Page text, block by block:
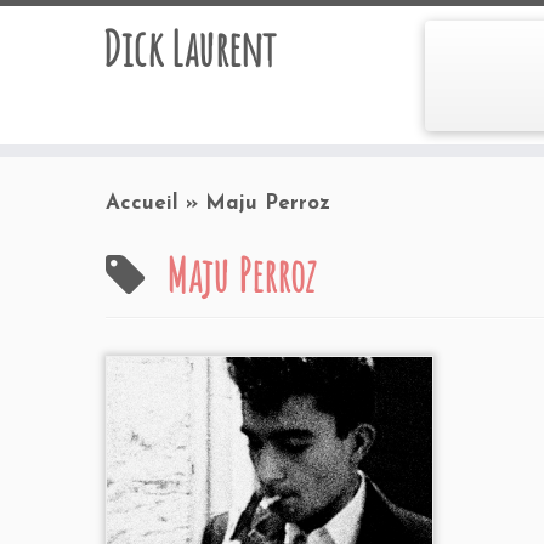
Dick Laurent
Accueil » Maju Perroz
Maju Perroz